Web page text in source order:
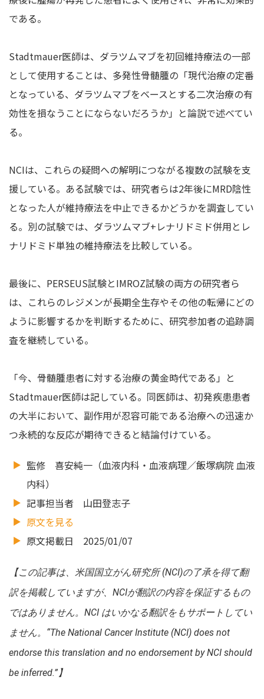
である。
Stadtmauer医師は、ダラツムマブを初回維持療法の一部
として使用することは、多発性骨髄腫の「現代治療の定番
となっている、ダラツムマブをベースとする二次治療の有
効性を損なうことにならないだろうか」と論説で述べてい
る。
NCIは、これらの疑問への解明につながる複数の試験を支
援している。ある試験では、研究者らは2年後にMRD陰性
となった人が維持療法を中止できるかどうかを調査してい
る。別の試験では、ダラツムマブ+レナリドミド併用とレ
ナリドミド単独の維持療法を比較している。
最後に、PERSEUS試験とIMROZ試験の両方の研究者ら
は、これらのレジメンが長期全生存やその他の転帰にどの
ように影響するかを判断するために、研究参加者の追跡調
査を継続している。
「今、骨髄腫患者に対する治療の黄金時代である」と
Stadtmauer医師は記している。同医師は、初発疾患患者
の大半において、副作用が忍容可能である治療への迅速か
つ永続的な反応が期待できると結論付けている。
監修 喜安純一（血液内科・血液病理／飯塚病院 血液
内科）
記事担当者 山田登志子
原文を見る
原文掲載日 2025/01/07
【この記事は、米国国立がん研究所 (NCI)の了承を得て翻
訳を掲載していますが、NCIが翻訳の内容を保証するもの
ではありません。NCI はいかなる翻訳をもサポートしてい
ません。“The National Cancer Institute (NCI) does not
endorse this translation and no endorsement by NCI should
be inferred.”】